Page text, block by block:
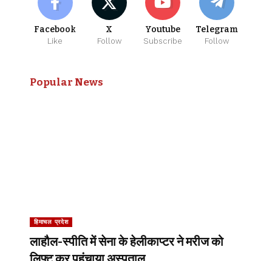
Facebook
Like
X
Follow
Youtube
Subscribe
Telegram
Follow
Popular News
हिमाचल प्रदेश
लाहौल-स्पीति में सेना के हेलीकाप्टर ने मरीज को